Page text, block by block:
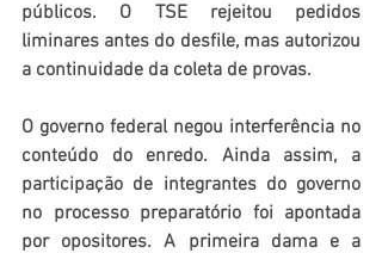
públicos. O TSE rejeitou pedidos
liminares antes do desfile, mas autorizou
a continuidade da coleta de provas.
O governo federal negou interferência no
conteúdo do enredo. Ainda assim, a
participação de integrantes do governo
no processo preparatório foi apontada
por opositores. A primeira dama e a